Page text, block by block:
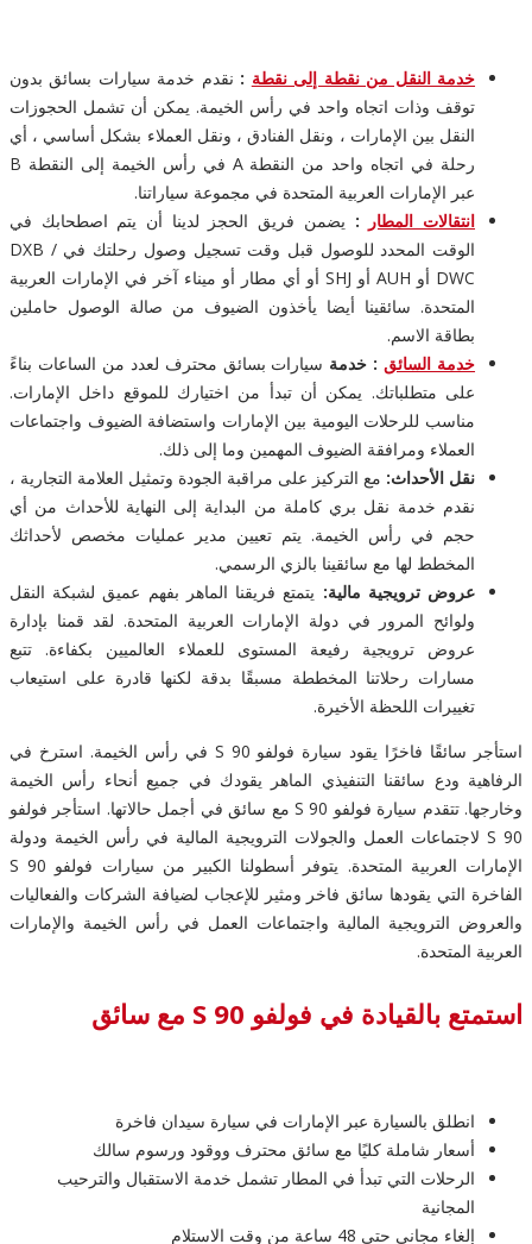
خدمة النقل من نقطة إلى نقطة : نقدم خدمة سيارات بسائق بدون
توقف وذات اتجاه واحد في رأس الخيمة. يمكن أن تشمل الحجوزات
النقل بين الإمارات ، ونقل الفنادق ، ونقل العملاء بشكل أساسي ، أي
رحلة في اتجاه واحد من النقطة A في رأس الخيمة إلى النقطة B
عبر الإمارات العربية المتحدة في مجموعة سياراتنا.
انتقالات المطار
: يضمن فريق الحجز لدينا أن يتم اصطحابك في
الوقت المحدد للوصول قبل وقت تسجيل وصول رحلتك في DXB /
DWC أو AUH أو SHJ أو أي مطار أو ميناء آخر في الإمارات العربية
المتحدة. سائقينا أيضا يأخذون الضيوف من صالة الوصول حاملين
بطاقة الاسم.
خدمة السائق: خدمة سيارات بسائق محترف لعدد من الساعات بناءً
على متطلباتك. يمكن أن تبدأ من اختيارك للموقع داخل الإمارات.
مناسب للرحلات اليومية بين الإمارات واستضافة الضيوف واجتماعات
العملاء ومرافقة الضيوف المهمين وما إلى ذلك.
نقل الأحداث: مع التركيز على مراقبة الجودة وتمثيل العلامة التجارية ،
نقدم خدمة نقل بري كاملة من البداية إلى النهاية للأحداث من أي
حجم في رأس الخيمة. يتم تعيين مدير عمليات مخصص لأحداثك
المخطط لها مع سائقينا بالزي الرسمي.
عروض ترويجية مالية: يتمتع فريقنا الماهر بفهم عميق لشبكة النقل
ولوائح المرور في دولة الإمارات العربية المتحدة. لقد قمنا بإدارة
عروض ترويجية رفيعة المستوى للعملاء العالميين بكفاءة. تتبع
مسارات رحلاتنا المخططة مسبقًا بدقة لكنها قادرة على استيعاب
تغييرات اللحظة الأخيرة.
استأجر سائقًا فاخرًا يقود سيارة فولفو S 90 في رأس الخيمة. استرخ في
الرفاهية ودع سائقنا التنفيذي الماهر يقودك في جميع أنحاء رأس الخيمة
وخارجها. تتقدم سيارة فولفو S 90 مع سائق في أجمل حالاتها. استأجر فولفو
S 90 لاجتماعات العمل والجولات الترويجية المالية في رأس الخيمة ودولة
الإمارات العربية المتحدة. يتوفر أسطولنا الكبير من سيارات فولفو S 90
الفاخرة التي يقودها سائق فاخر ومثير للإعجاب لضيافة الشركات والفعاليات
والعروض الترويجية المالية واجتماعات العمل في رأس الخيمة والإمارات
العربية المتحدة.
استمتع بالقيادة في فولفو S 90 مع سائق
انطلق بالسيارة عبر الإمارات في سيارة سيدان فاخرة
أسعار شاملة كليًا مع سائق محترف ووقود ورسوم سالك
الرحلات التي تبدأ في المطار تشمل خدمة الاستقبال والترحيب
المجانية
إلغاء مجاني حتى 48 ساعة من وقت الاستلام